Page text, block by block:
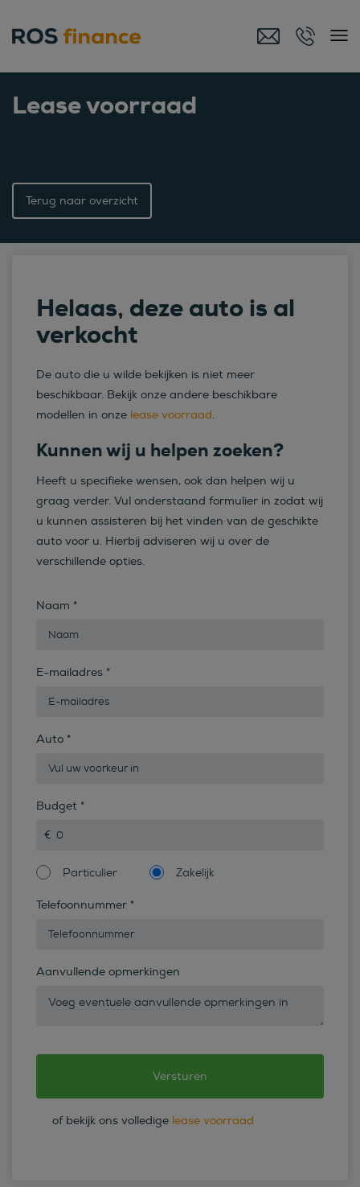
Lease voorraad
Terug naar overzicht
Helaas, deze auto is al
verkocht
De auto die u wilde bekijken is niet meer
beschikbaar. Bekijk onze andere beschikbare
modellen in onze lease voorraad.
Kunnen wij u helpen zoeken?
Heeft u specifieke wensen, ook dan helpen wij u
graag verder. Vul onderstaand formulier in zodat wij
u kunnen assisteren bij het vinden van de geschikte
auto voor u. Hierbij adviseren wij u over de
verschillende opties.
Naam *
E-mailadres *
Auto *
Budget *
Particulier Zakelijk
Telefoonnummer *
Aanvullende opmerkingen
of bekijk ons volledige lease voorraad